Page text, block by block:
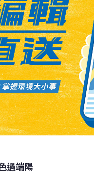
巴克的紙製底座，都
過端陽